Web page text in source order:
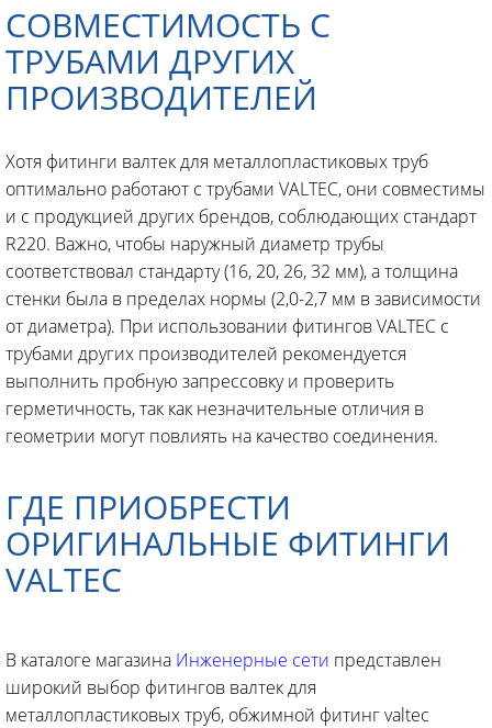
СОВМЕСТИМОСТЬ С
ТРУБАМИ ДРУГИХ
ПРОИЗВОДИТЕЛЕЙ
Хотя фитинги валтек для металлопластиковых труб
оптимально работают с трубами VALTEC, они совместимы
и с продукцией других брендов, соблюдающих стандарт
R220. Важно, чтобы наружный диаметр трубы
соответствовал стандарту (16, 20, 26, 32 мм), а толщина
стенки была в пределах нормы (2,0-2,7 мм в зависимости
от диаметра). При использовании фитингов VALTEC с
трубами других производителей рекомендуется
выполнить пробную запрессовку и проверить
герметичность, так как незначительные отличия в
геометрии могут повлиять на качество соединения.
ГДЕ ПРИОБРЕСТИ
ОРИГИНАЛЬНЫЕ ФИТИНГИ
VALTEC
В каталоге магазина Инженерные сети представлен
широкий выбор фитингов валтек для
металлопластиковых труб, обжимной фитинг valtec